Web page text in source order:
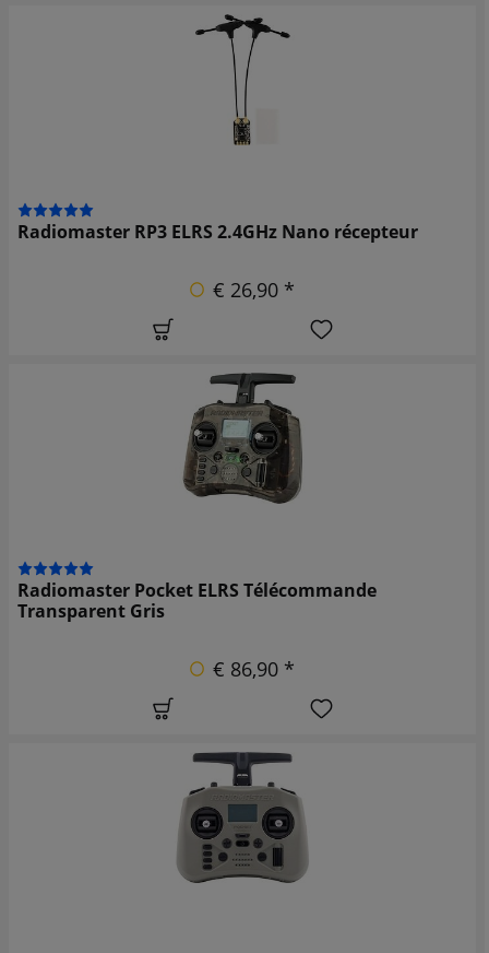
Radiomaster RP3 ELRS 2.4GHz Nano récepteur
€ 26,90 *
Radiomaster Pocket ELRS Télécommande
Transparent Gris
€ 86,90 *